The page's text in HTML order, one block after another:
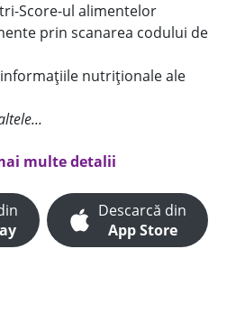
Score-ul alimentelor
prin scanarea codului de
nutriționale ale
multe detalii
Descarcă din
App Store